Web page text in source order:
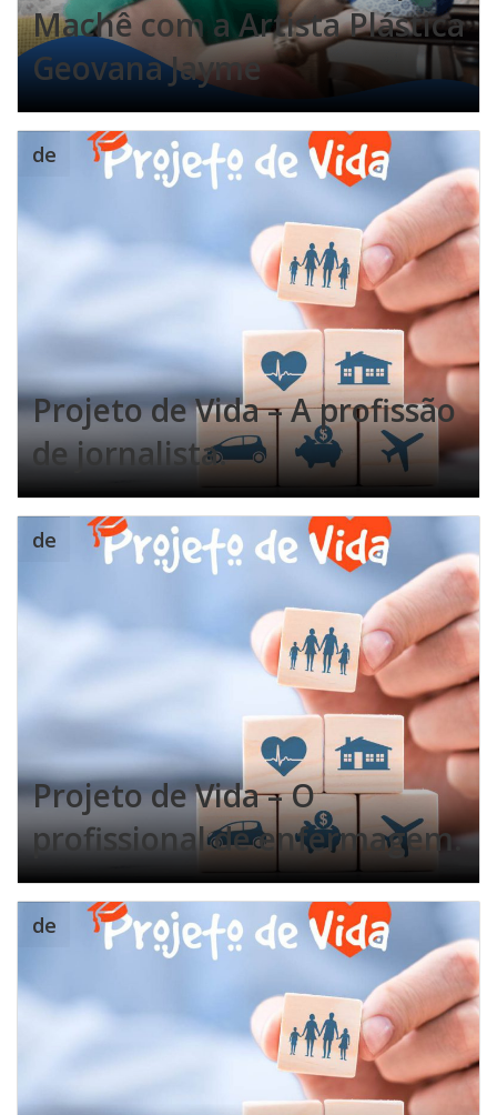
Machê com a Artista Plástica
Geovana Jayme
Projeto de Vida – A profissão
de jornalista.
de
Projeto de Vida – O
profissional de enfermagem.
de
de